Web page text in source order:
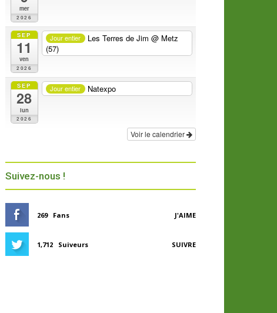
mer
2026
SEP
11
ven
2026
Jour entier Les Terres de Jim@ Metz
(57)
SEP
28
lun
2026
Jour entier Natexpo
Voir le calendrier
Suivez-nous !
269 Fans J'AIME
1,712 Suiveurs SUIVRE